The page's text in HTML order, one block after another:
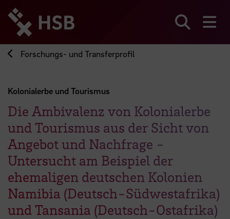
zum
Seiteninhalt
springen
Forschungs- und Transferprofil
Kolonialerbe und Tourismus
Die Ambivalenz von Kolonialerbe
und Tourismus aus der Sicht von
Angebot und Nachfrage -
Untersucht am Beispiel der
ehemaligen deutschen Kolonien
Namibia (Deutsch-Südwestafrika)
und Tansania (Deutsch-Ostafrika)